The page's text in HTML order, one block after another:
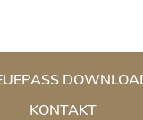
KONTAKT